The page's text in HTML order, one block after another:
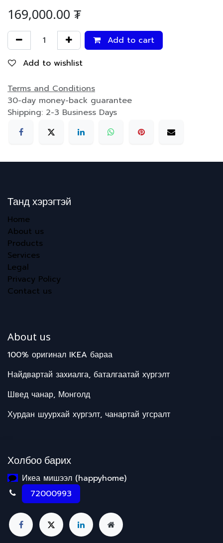
169,000.00₮
Add to cart
Add to wishlist
Terms and Conditions
30-day money-back guarantee
Shipping: 2-3 Business Days
Танд хэрэгтэй
Home
About us
Products
Services
Legal
Privacy Policy
Contact us
About us
100% оригинал IKEA бараа
Найдвартай захиалга, баталгаатай хүргэлт
Швед чанар, Монголд
Хурдан шуурхай хүргэлт, чанартай угсралт
Холбоо барих
Икеа мишээл (happyhome)
72000993